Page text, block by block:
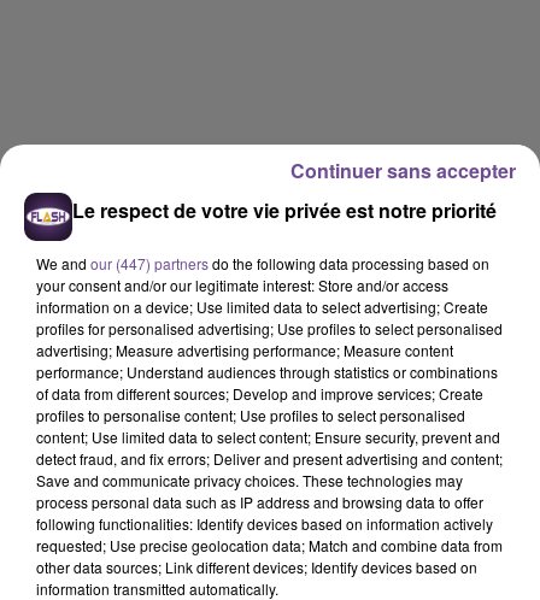
Flash FM
L'actu-région Flash FM du 18 05 2026 06h30
Le respect de votre vie privée est notre priorité
We and our (447) partnersdo the following data processing based on
your consent and/or our legitimate interest: Store and/or access
information on a device; Use limited data to select advertising; Create
profiles for personalised advertising; Use profiles to select personalised
advertising; Measure advertising performance; Measure content
performance; Understand audiences through statistics or combinations
of data from different sources; Develop and improve services; Create
profiles to personalise content; Use profiles to select personalised
content; Use limited data to select content; Ensure security, prevent and
detect fraud, and fix errors; Deliver and present advertising and content;
Save and communicate privacy choices. These technologies may
process personal data such as IP address and browsing data to offer
following functionalities: Identify devices based on information actively
requested; Use precise geolocation data; Match and combine data from
other data sources; Link different devices; Identify devices based on
information transmitted automatically.
Continuer sans accepter